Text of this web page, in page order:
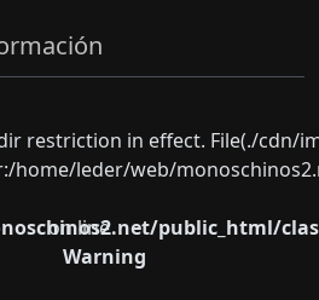
restriction in effect. File(./
home/leder/web/
public_html/
on line
Warning